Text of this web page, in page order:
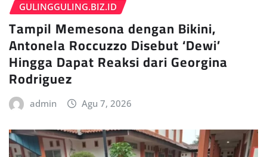
GULINGGULING.BIZ.ID
Tampil Memesona dengan Bikini,
Antonela Roccuzzo Disebut ‘Dewi’
Hingga Dapat Reaksi dari Georgina
Rodriguez
admin Agu 7, 2026